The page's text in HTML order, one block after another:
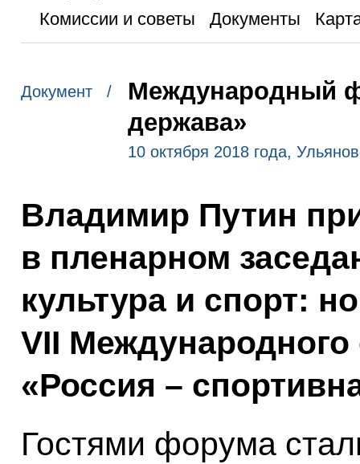
Комиссии и советы
Документы
Документ /
Международный
держава»
10 октября 2018 года,
Владимир Путин
в пленарном
культура и спорт:
VII
«Россия –
Гостями форума